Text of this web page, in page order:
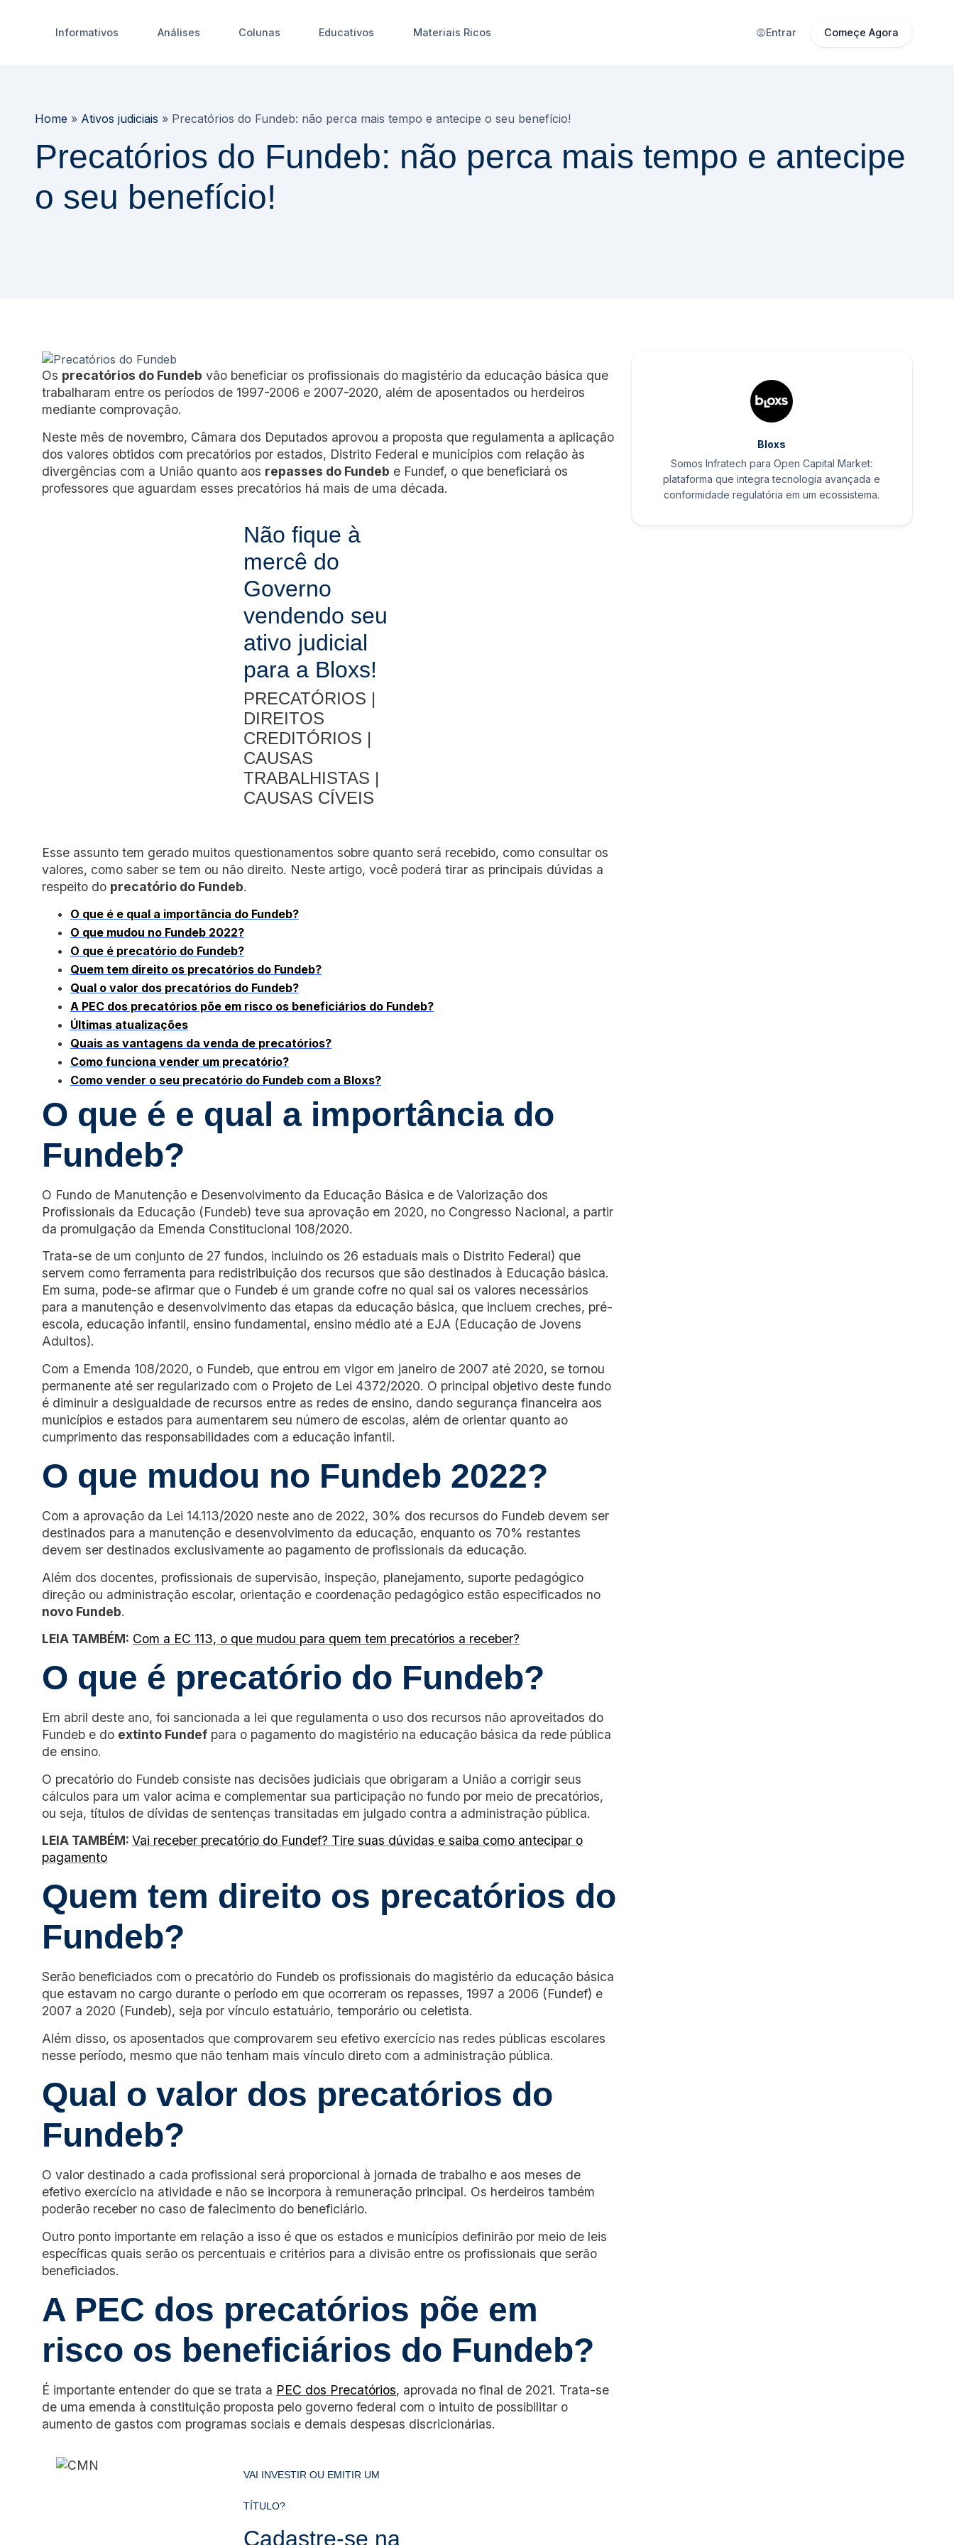
Informativos Análises Colunas Educativos Materiais Ricos Entrar Começe Agora
Home » Ativos judiciais » Precatórios do Fundeb: não perca mais tempo e antecipe o seu benefício!
Precatórios do Fundeb: não perca mais tempo e antecipe
o seu benefício!
Os precatórios do Fundeb vão beneficiar os profissionais do magistério da educação básica que
trabalharam entre os períodos de 1997-2006 e 2007-2020, além de aposentados ou herdeiros
mediante comprovação.
Neste mês de novembro, Câmara dos Deputados aprovou a proposta que regulamenta a aplicação
dos valores obtidos com precatórios por estados, Distrito Federal e municípios com relação às
divergências com a União quanto aos repasses do Fundeb e Fundef, o que beneficiará os
professores que aguardam esses precatórios há mais de uma década.
Não fique à
mercê do
Governo
vendendo seu
ativo judicial
para a Bloxs!
PRECATÓRIOS |
DIREITOS
CREDITÓRIOS |
CAUSAS
TRABALHISTAS |
CAUSAS CÍVEIS
Esse assunto tem gerado muitos questionamentos sobre quanto será recebido, como consultar os
valores, como saber se tem ou não direito. Neste artigo, você poderá tirar as principais dúvidas a
respeito do precatório do Fundeb.
O que é e qual a importância do Fundeb?
O que mudou no Fundeb 2022?
O que é precatório do Fundeb?
Quem tem direito os precatórios do Fundeb?
Qual o valor dos precatórios do Fundeb?
A PEC dos precatórios põe em risco os beneficiários do Fundeb?
Últimas atualizações
Quais as vantagens da venda de precatórios?
Como funciona vender um precatório?
Como vender o seu precatório do Fundeb com a Bloxs?
O que é e qual a importância do
Fundeb?
O Fundo de Manutenção e Desenvolvimento da Educação Básica e de Valorização dos
Profissionais da Educação (Fundeb) teve sua aprovação em 2020, no Congresso Nacional, a partir
da promulgação da Emenda Constitucional 108/2020.
Trata-se de um conjunto de 27 fundos, incluindo os 26 estaduais mais o Distrito Federal) que
servem como ferramenta para redistribuição dos recursos que são destinados à Educação básica.
Em suma, pode-se afirmar que o Fundeb é um grande cofre no qual sai os valores necessários
para a manutenção e desenvolvimento das etapas da educação básica, que incluem creches, pré-
escola, educação infantil, ensino fundamental, ensino médio até a EJA (Educação de Jovens
Adultos).
Com a Emenda 108/2020, o Fundeb, que entrou em vigor em janeiro de 2007 até 2020, se tornou
permanente até ser regularizado com o Projeto de Lei 4372/2020. O principal objetivo deste fundo
é diminuir a desigualdade de recursos entre as redes de ensino, dando segurança financeira aos
municípios e estados para aumentarem seu número de escolas, além de orientar quanto ao
cumprimento das responsabilidades com a educação infantil.
O que mudou no Fundeb 2022?
Com a aprovação da Lei 14.113/2020 neste ano de 2022, 30% dos recursos do Fundeb devem ser
destinados para a manutenção e desenvolvimento da educação, enquanto os 70% restantes
devem ser destinados exclusivamente ao pagamento de profissionais da educação.
Além dos docentes, profissionais de supervisão, inspeção, planejamento, suporte pedagógico
direção ou administração escolar, orientação e coordenação pedagógico estão especificados no
novo Fundeb.
LEIA TAMBÉM: Com a EC 113, o que mudou para quem tem precatórios a receber?
O que é precatório do Fundeb?
Em abril deste ano, foi sancionada a lei que regulamenta o uso dos recursos não aproveitados do
Fundeb e do extinto Fundef para o pagamento do magistério na educação básica da rede pública
de ensino.
O precatório do Fundeb consiste nas decisões judiciais que obrigaram a União a corrigir seus
cálculos para um valor acima e complementar sua participação no fundo por meio de precatórios,
ou seja, títulos de dívidas de sentenças transitadas em julgado contra a administração pública.
LEIA TAMBÉM: Vai receber precatório do Fundef? Tire suas dúvidas e saiba como antecipar o
pagamento
Quem tem direito os precatórios do
Fundeb?
Serão beneficiados com o precatório do Fundeb os profissionais do magistério da educação básica
que estavam no cargo durante o período em que ocorreram os repasses, 1997 a 2006 (Fundef) e
2007 a 2020 (Fundeb), seja por vínculo estatuário, temporário ou celetista.
Além disso, os aposentados que comprovarem seu efetivo exercício nas redes públicas escolares
nesse período, mesmo que não tenham mais vínculo direto com a administração pública.
Qual o valor dos precatórios do
Fundeb?
O valor destinado a cada profissional será proporcional à jornada de trabalho e aos meses de
efetivo exercício na atividade e não se incorpora à remuneração principal. Os herdeiros também
poderão receber no caso de falecimento do beneficiário.
Outro ponto importante em relação a isso é que os estados e municípios definirão por meio de leis
específicas quais serão os percentuais e critérios para a divisão entre os profissionais que serão
beneficiados.
A PEC dos precatórios põe em
risco os beneficiários do Fundeb?
É importante entender do que se trata a PEC dos Precatórios, aprovada no final de 2021. Trata-se
de uma emenda à constituição proposta pelo governo federal com o intuito de possibilitar o
aumento de gastos com programas sociais e demais despesas discricionárias.
VAI INVESTIR OU EMITIR UM
TÍTULO?
Cadastre-se na
Bloxs
Somos Infratech para Open Capital Market:
plataforma que integra tecnologia avançada e
conformidade regulatória em um ecossistema.